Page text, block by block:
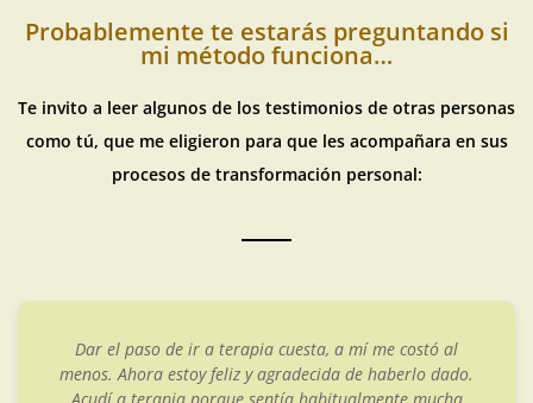
Probablemente te estarás preguntando si
mi método funciona…
Te invito a leer algunos de los testimonios de otras personas
como tú, que me eligieron para que les acompañara en sus
procesos de transformación personal:
a mí me costó al
de haberlo dado.
mucha
Quise acudir a terapia por los
infancia. Sabía que habían
que me afectaban y limitaban